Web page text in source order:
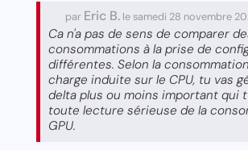
par Eric B. le samedi 28 novembre
Ca n'a pas de sens de comparer
consommations à la prise de
différentes. Selon la
charge induite sur le CPU, tu vas
delta plus ou moins important qui
toute lecture sérieuse de la
GPU.